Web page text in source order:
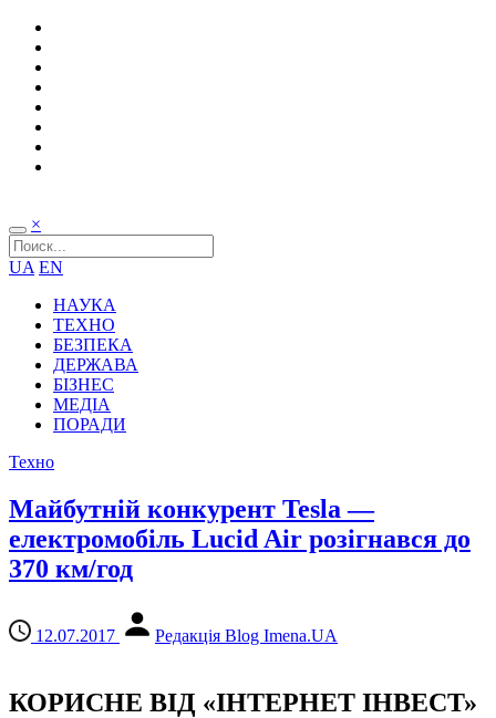
×
UA EN
НАУКА
ТЕХНО
БЕЗПЕКА
ДЕРЖАВА
БІЗНЕС
МЕДІА
ПОРАДИ
Техно
Майбутній конкурент Tesla —
електромобіль Lucid Air розігнався до
370 км/год
12.07.2017 Редакція Blog Imena.UA
КОРИСНЕ ВІД «ІНТЕРНЕТ ІНВЕСТ»